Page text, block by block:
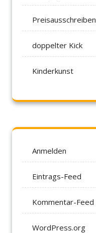
Preisausschreiben
doppelter Kick
Kinderkunst
Anmelden
Eintrags-Feed
Kommentar-Feed
WordPress.org